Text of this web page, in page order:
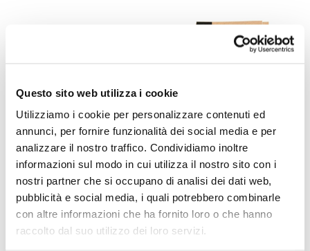
Questo sito web utilizza i cookie
Utilizziamo i cookie per personalizzare contenuti ed
annunci, per fornire funzionalità dei social media e per
analizzare il nostro traffico. Condividiamo inoltre
informazioni sul modo in cui utilizza il nostro sito con i
nostri partner che si occupano di analisi dei dati web,
pubblicità e social media, i quali potrebbero combinarle
con altre informazioni che ha fornito loro o che hanno
raccolto dal suo utilizzo dei loro servizi.
ALBERTA - Porta
blocnotes in cartone
€ 2,31
SONORA PLUS -
Blocnotes carta riciclata
€ 0,99